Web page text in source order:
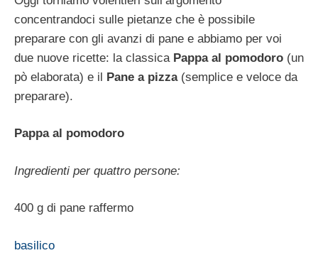
concentrandoci sulle pietanze che è possibile
preparare con gli avanzi di pane e abbiamo per voi
due nuove ricette: la classica Pappa al pomodoro (un
pò elaborata) e il Pane a pizza(semplice e veloce da
preparare).
Pappa al pomodoro
Ingredienti per quattro persone:
400 g di pane raffermo
basilico